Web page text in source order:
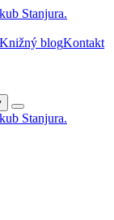
Knižný blogKontakt